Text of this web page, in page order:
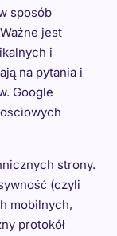
sposób
jest
i
na pytania i
Google
strony.
(czyli
mobilnych,
protokół